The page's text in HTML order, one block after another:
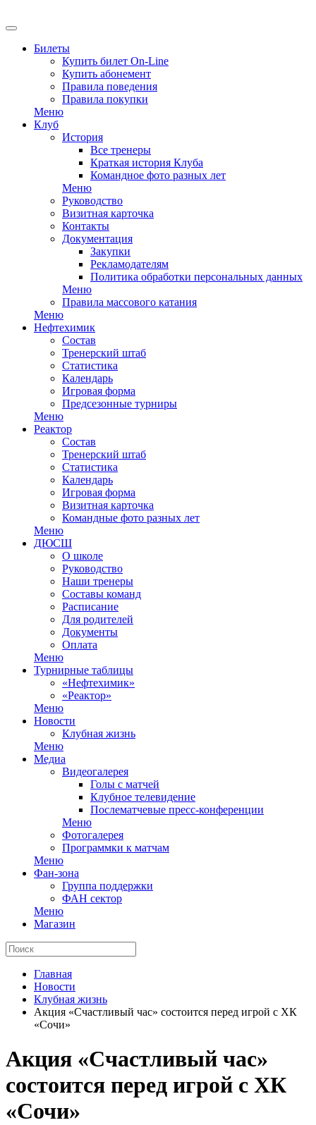
Билеты
Купить билет On-Line
Купить абонемент
Правила поведения
Правила покупки
Меню
Клуб
История
Все тренеры
Краткая история Клуба
Командное фото разных лет
Меню
Руководство
Визитная карточка
Контакты
Документация
Закупки
Рекламодателям
Политика обработки персональных данных
Меню
Правила массового катания
Меню
Нефтехимик
Состав
Тренерский штаб
Статистика
Календарь
Игровая форма
Предсезонные турниры
Меню
Реактор
Состав
Тренерский штаб
Статистика
Календарь
Игровая форма
Визитная карточка
Командные фото разных лет
Меню
ДЮСШ
О школе
Руководство
Наши тренеры
Составы команд
Расписание
Для родителей
Документы
Оплата
Меню
Турнирные таблицы
«Нефтехимик»
«Реактор»
Меню
Новости
Клубная жизнь
Меню
Медиа
Видеогалерея
Голы с матчей
Клубное телевидение
Послематчевые пресс-конференции
Меню
Фотогалерея
Программки к матчам
Меню
Фан-зона
Группа поддержки
ФАН сектор
Меню
Магазин
Главная
Новости
Клубная жизнь
Акция «Счастливый час» состоится перед игрой с ХК
«Сочи»
Акция «Счастливый час»
состоится перед игрой с ХК
«Сочи»